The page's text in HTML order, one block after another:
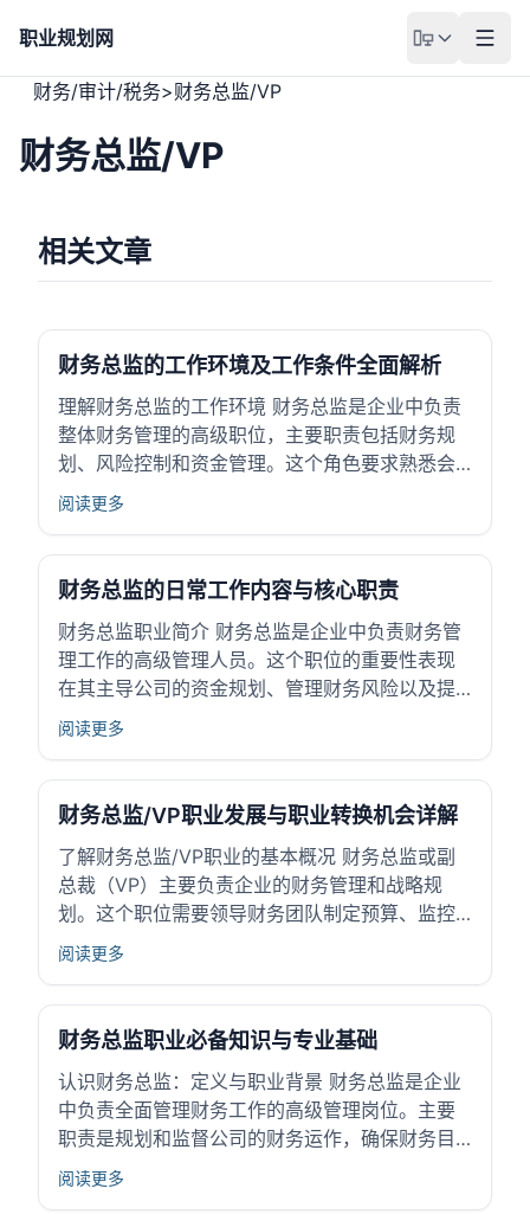
职业规划网
财务/审计/税务>财务总监/VP
财务总监/VP
相关文章
财务总监的工作环境及工作条件全面解析
理解财务总监的工作环境 财务总监是企业中负责
整体财务管理的高级职位，主要职责包括财务规
划、风险控制和资金管理。这个角色要求熟悉会
计准则、财务报表分析以及公司战略，确保企业
影响显著，良好的环境有助于提升工作效率和决
策质量。了解财务总监的工作环境，有助于高中
生掌...
阅读更多
财务总监的日常工作内容与核心职责
财务总监职业简介 财务总监是企业中负责财务管
理工作的高级管理人员。这个职位的重要性表现
在其主导公司的资金规划、管理财务风险以及提
供重要财务信息支持经营决策。财务总监的作用
财务管理促进企业的稳定发展和价值提升。通
常，财务总监需要具备财务专业知识和管理能
力，促进...
阅读更多
财务总监/VP职业发展与职业转换机会详解
了解财务总监/VP职业的基本概况 财务总监或副
总裁（VP）主要负责企业的财务管理和战略规
划。这个职位需要领导财务团队制定预算、监控
资金流动，并评估财务风险。财务总监/VP在公司
健发展。他们的工作直接影响公司决策和资源分
配。通过掌握财务状况，他们帮助企业实现长...
阅读更多
财务总监职业必备知识与专业基础
认识财务总监：定义与职业背景 财务总监是企业
中负责全面管理财务工作的高级管理岗位。主要
职责是规划和监督公司的财务运作，确保财务目
标的实现。财务总监还需协调财务团队，提高资
阅读更多